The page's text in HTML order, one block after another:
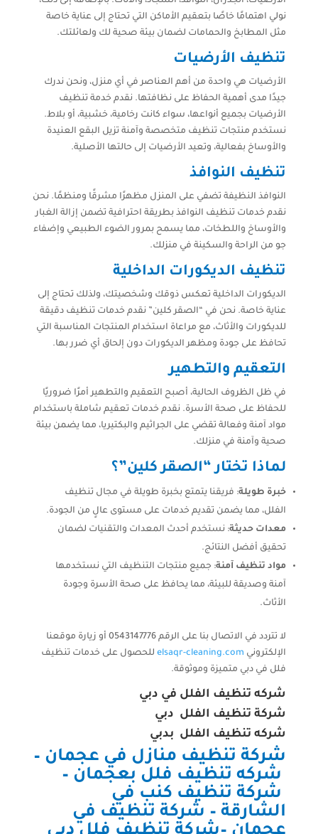
نولي اهتمامًا خاصًا بتعقيم الأماكن التي تحتاج إلى عناية خاصة
مثل المطابخ والحمامات لضمان بيئة صحية لك ولعائلتك.
تنظيف الأرضيات
الأرضيات هي واحدة من أهم العناصر في أي منزل، ونحن ندرك
جيدًا مدى أهمية الحفاظ على نظافتها. نقدم خدمة تنظيف
الأرضيات بجميع أنواعها، سواء كانت رخامية، خشبية، أو بلاط.
نستخدم منتجات تنظيف متخصصة وآمنة تزيل البقع العنيدة
والأوساخ بفعالية، وتعيد الأرضيات إلى حالتها الأصلية.
تنظيف النوافذ
النوافذ النظيفة تضفي على المنزل مظهرًا مشرقًا ومنظمًا. نحن
نقدم خدمات تنظيف النوافذ بطريقة احترافية تضمن إزالة الغبار
والأوساخ واللطخات، مما يسمح بمرور الضوء الطبيعي وإضفاء
جو من الراحة والسكينة في منزلك.
تنظيف الديكورات الداخلية
الديكورات الداخلية تعكس ذوقك وشخصيتك، ولذلك تحتاج إلى
عناية خاصة. نحن في “الصقر كلين” نقدم خدمات تنظيف دقيقة
للديكورات والأثاث، مع مراعاة استخدام المنتجات المناسبة التي
تحافظ على جودة ومظهر الديكورات دون إلحاق أي ضرر بها.
التعقيم والتطهير
في ظل الظروف الحالية، أصبح التعقيم والتطهير أمرًا ضروريًا
للحفاظ على صحة الأسرة. نقدم خدمات تعقيم شاملة باستخدام
مواد آمنة وفعالة تقضي على الجراثيم والبكتيريا، مما يضمن بيئة
صحية وآمنة في منزلك.
لماذا تختار “الصقر كلين”؟
خبرة طويلة: فريقنا يتمتع بخبرة طويلة في مجال تنظيف
الفلل، مما يضمن تقديم خدمات على مستوى عالٍ من الجودة.
معدات حديثة: نستخدم أحدث المعدات والتقنيات لضمان
تحقيق أفضل النتائج.
مواد تنظيف آمنة: جميع منتجات التنظيف التي نستخدمها
آمنة وصديقة للبيئة، مما يحافظ على صحة الأسرة وجودة
الأثاث.
لا تتردد في الاتصال بنا على الرقم 0543147776 أو زيارة موقعنا
الإلكتروني elsaqr-cleaning.comللحصول على خدمات تنظيف
فلل في دبي متميزة وموثوقة.
شركه تنظيف الفلل في دبي
شركة تنظيف الفلل دبي
شركه تنظيف الفلل بدبي
شركة تنظيف منازل في عجمان –
شركه تنظيف فلل بعجمان –
شركة تنظيف كنب في
الشارقة– شركة تنظيف في